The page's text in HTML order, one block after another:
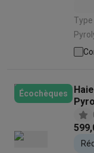
Type
Pyrolyse | Capacité du
énergétique:
Écochèques